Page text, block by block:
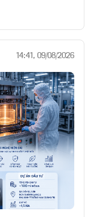
14:41, 09/08/2026